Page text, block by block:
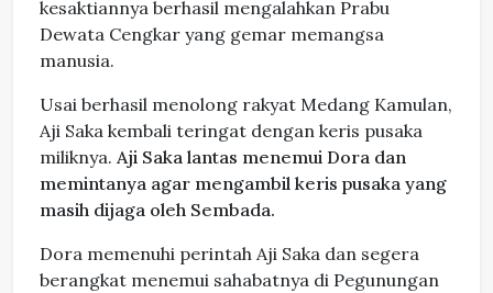
kesaktiannya berhasil mengalahkan Prabu
Dewata Cengkar yang gemar memangsa
manusia.
Usai berhasil menolong rakyat Medang Kamulan,
Aji Saka kembali teringat dengan keris pusaka
miliknya. Aji Saka lantas menemui Dora dan
memintanya agar mengambil keris pusaka yang
masih dijaga oleh Sembada.
Dora memenuhi perintah Aji Saka dan segera
berangkat menemui sahabatnya di Pegunungan